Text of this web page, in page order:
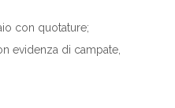
con quotature;
evidenza di campate,